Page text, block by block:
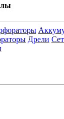
Дрели